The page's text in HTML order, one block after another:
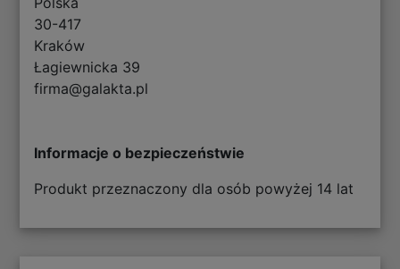
30-417
Kraków
Łagiewnicka 39
firma@galakta.pl
Informacje o bezpieczeństwie
Produkt przeznaczony dla osób powyżej 14 lat